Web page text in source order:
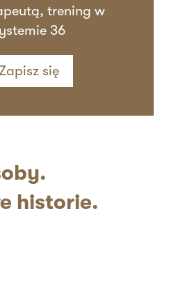
trening w
36
się
historie.